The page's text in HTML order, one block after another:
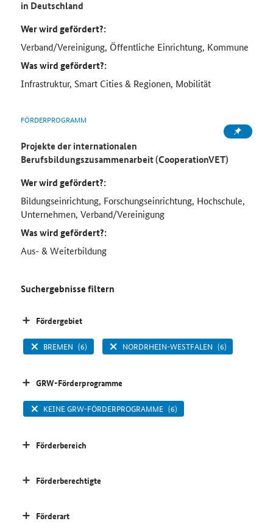
in Deutschland
Wer wird gefördert?:
Verband/Vereinigung, Öffentliche Einrichtung, Kommune
Was wird gefördert?:
Infrastruktur, Smart Cities & Regionen, Mobilität
FÖRDERPROGRAMM
Projekte der internationalen
Berufsbildungszusammenarbeit (CooperationVET)
Wer wird gefördert?:
Bildungseinrichtung, Forschungseinrichtung, Hochschule,
Unternehmen, Verband/Vereinigung
Was wird gefördert?:
Aus- & Weiterbildung
Suchergebnisse filtern
Fördergebiet
BREMEN (6) NORDRHEIN-WESTFALEN (6)
GRW-Förderprogramme
KEINE GRW-FÖRDERPROGRAMME (6)
Förderbereich
Förderberechtigte
Förderart